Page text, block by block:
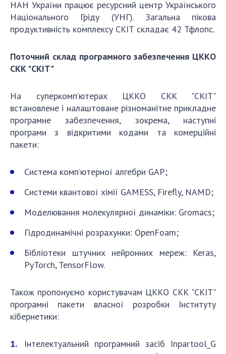
НАН України працює ресурсний центр Українського
Національного Гріду (УНГ). Загальна пікова
продуктивність комплексу СКІТ складає 42 Тфлопс.
Поточний склад програмного забезпечення ЦККО
СКК "СКІТ"
На суперкомп’ютерах ЦККО СКК "СКІТ"
встановлене і налаштоване різноманітне прикладне
програмне забезпечення, зокрема, наступні
програми з відкритими кодами та комерційні
пакети:
Система комп’ютерної алгебри GAP;
Системи квантової хімії GAMESS, Fіrefly, NAMD;
Моделювання молекулярної динаміки: Gromacs;
Гідродинамічні розрахунки: OpenFoam;
Бібліотеки штучних нейронних мереж: Keras,
PyTorch, TensorFlow.
Також пропонуємо користувачам ЦККО СКК "СКІТ"
програмні пакети власної розробки Інституту
кібернетики:
Інтелектуальний програмний засіб Іnpartool_G